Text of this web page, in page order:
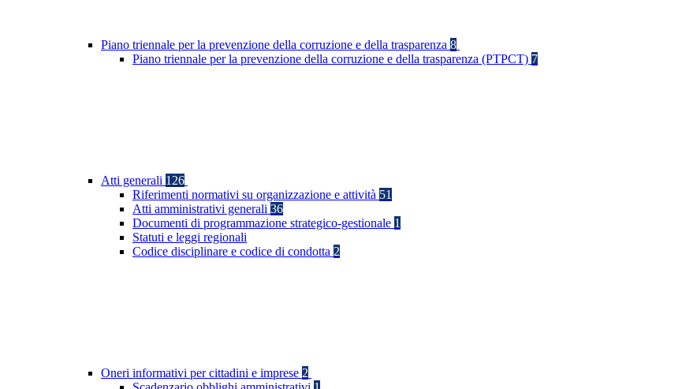
Piano triennale per la prevenzione della corruzione e della trasparenza 8
Piano triennale per la prevenzione della corruzione e della trasparenza (PTPCT) 7
Atti generali 126
Riferimenti normativi su organizzazione e attività 51
Atti amministrativi generali 36
Documenti di programmazione strategico-gestionale 1
Statuti e leggi regionali
Codice disciplinare e codice di condotta 2
Oneri informativi per cittadini e imprese 2